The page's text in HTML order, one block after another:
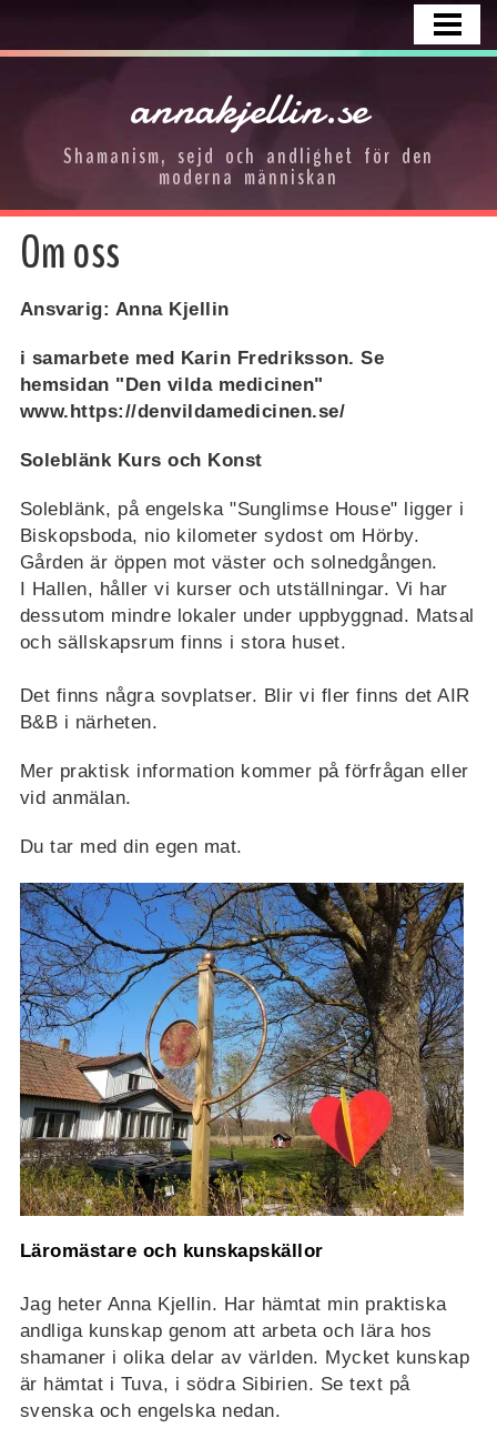
OM OSS
KONTAKTA
annakjellin.se
Shamanism, sejd och andlighet för den
moderna människan
Om oss
Ansvarig: Anna Kjellin
i samarbete med Karin Fredriksson. Se
hemsidan "Den vilda medicinen"
www.https://denvildamedicinen.se/
Soleblänk Kurs och Konst
Soleblänk, på engelska "Sunglimse House" ligger i
Biskopsboda, nio kilometer sydost om Hörby.
Gården är öppen mot väster och solnedgången.
I Hallen, håller vi kurser och utställningar. Vi har
dessutom mindre lokaler under uppbyggnad. Matsal
och sällskapsrum finns i stora huset.
Det finns några sovplatser. Blir vi fler finns det AIR
B&B i närheten.
Mer praktisk information kommer på förfrågan eller
vid anmälan.
Du tar med din egen mat.
Läromästare och kunskapskällor
Jag heter Anna Kjellin. Har hämtat min praktiska
andliga kunskap genom att arbeta och lära hos
shamaner i olika delar av världen. Mycket kunskap
är hämtat i Tuva, i södra Sibirien. Se text på
svenska och engelska nedan.